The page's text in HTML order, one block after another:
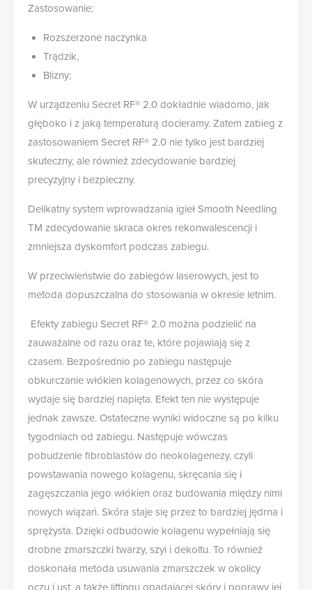
Zastosowanie:
Rozszerzone naczynka
Trądzik,
Blizny;
W urządzeniu Secret RF® 2.0 dokładnie wiadomo, jak
głęboko i z jaką temperaturą docieramy. Zatem zabieg z
zastosowaniem Secret RF® 2.0 nie tylko jest bardziej
skuteczny, ale również zdecydowanie bardziej
precyzyjny i bezpieczny.
Delikatny system wprowadzania igieł Smooth Needling
TM zdecydowanie skraca okres rekonwalescencji i
zmniejsza dyskomfort podczas zabiegu.
W przeciwieństwie do zabiegów laserowych, jest to
metoda dopuszczalna do stosowania w okresie letnim.
Efekty zabiegu Secret RF® 2.0 można podzielić na
zauważalne od razu oraz te, które pojawiają się z
czasem. Bezpośrednio po zabiegu następuje
obkurczanie włókien kolagenowych, przez co skóra
wydaje się bardziej napięta. Efekt ten nie występuje
jednak zawsze. Ostateczne wyniki widoczne są po kilku
tygodniach od zabiegu. Następuje wówczas
pobudzenie fibroblastów do neokolagenezy, czyli
powstawania nowego kolagenu, skręcania się i
zagęszczania jego włókien oraz budowania między nimi
nowych wiązań. Skóra staje się przez to bardziej jędrna i
sprężysta. Dzięki odbudowie kolagenu wypełniają się
drobne zmarszczki twarzy, szyi i dekoltu. To również
doskonała metoda usuwania zmarszczek w okolicy
oczu i ust, a także liftingu opadającej skóry i poprawy jej